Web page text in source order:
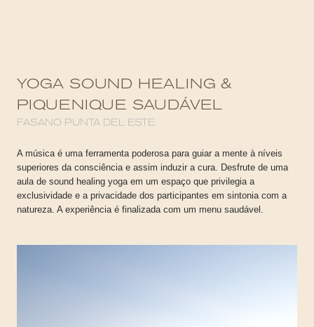
YOGA SOUND HEALING &
PIQUENIQUE SAUDÁVEL
FASANO PUNTA DEL ESTE
A música é uma ferramenta poderosa para guiar a mente à níveis
superiores da consciência e assim induzir a cura. Desfrute de uma
aula de sound healing yoga em um espaço que privilegia a
exclusividade e a privacidade dos participantes em sintonia com a
natureza. A experiência é finalizada com um menu saudável.